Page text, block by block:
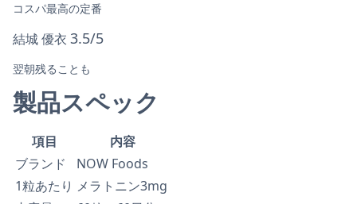
コスパ最高の定番
結城 優衣 3.5/5
翌朝残ることも
製品スペック
項目
内容
ブランド
NOW Foods
1粒あたり メラトニン3mg